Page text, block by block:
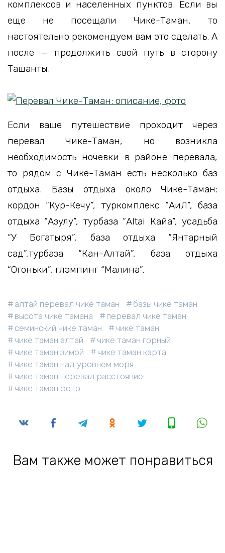
комплексов и населенных пунктов. Если вы
еще не посещали Чике-Таман, то
настоятельно рекомендуем вам это сделать. А
после — продолжить свой путь в сторону
Ташанты.
Если ваше путешествие проходит через
перевал Чике-Таман, но возникла
необходимость ночевки в районе перевала,
то рядом с Чике-Таман есть несколько баз
отдыха. Базы отдыха около Чике-Таман:
кордон “Кур-Кечу”, туркомплекс “АиЛ”, база
отдыха “Азулу”, турбаза “Altai Кайа”, усадьба
“У Богатыря”, база отдыха “Янтарный
сад”,турбаза “Кан-Алтай”, база отдыха
“Огоньки”, глэмпинг “Малина”.
алтай перевал чике таман
базы чике таман
высота чике тамана
перевал чике таман
семинский чике таман
чике таман
чике таман алтай
чике таман горный
чике таман зимой
чике таман карта
чике таман над уровнем моря
чике таман перевал расстояние
чике таман фото
Вам также может понравиться